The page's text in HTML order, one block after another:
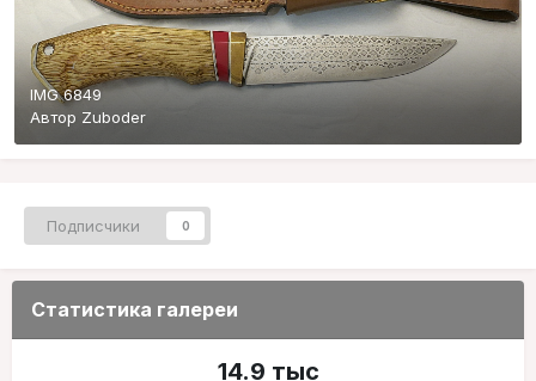
IMG 6849
Автор Zuboder
Подписчики 0
Статистика галереи
14.9 тыс